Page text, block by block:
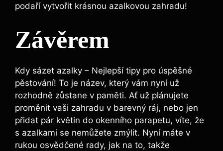
podaří vytvořit krásnou azalkovou⁢ zahradu!
Závěrem
Kdy sázet azalky – Nejlepší tipy pro úspěšné
pěstování! To je název, který vám nyní už
rozhodně ‍zůstane v⁤ paměti. Ať​ už⁢ plánujete
proměnit vaši⁢ zahradu ‍v barevný ráj, ⁣nebo jen
přidat pár květin do okenního parapetu, víte, že
s azalkami se nemůžete ‍zmýlit. Nyní máte v
rukou osvědčené rady, jak na to,​ takže